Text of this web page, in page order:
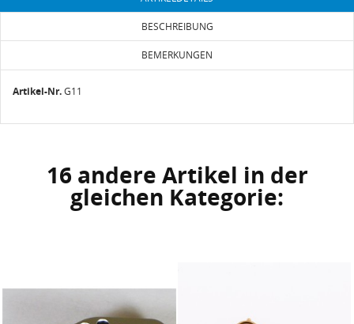
BESCHREIBUNG
BEMERKUNGEN
Artikel-Nr.G11
16 andere Artikel in der
gleichen Kategorie: